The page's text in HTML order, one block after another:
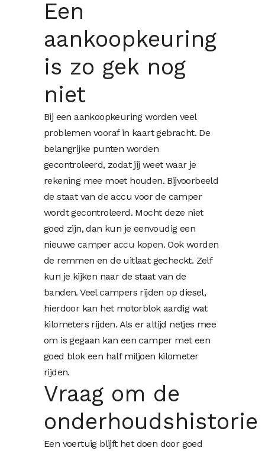
Een
aankoopkeuring
is zo gek nog
niet
Bij een aankoopkeuring worden veel
problemen vooraf in kaart gebracht. De
belangrijke punten worden
gecontroleerd, zodat jij weet waar je
rekening mee moet houden. Bijvoorbeeld
de staat van de accu voor de camper
wordt gecontroleerd. Mocht deze niet
goed zijn, dan kun je eenvoudig een
nieuwe camper accu kopen. Ook worden
de remmen en de uitlaat gecheckt. Zelf
kun je kijken naar de staat van de
banden. Veel campers rijden op diesel,
hierdoor kan het motorblok aardig wat
kilometers rijden. Als er altijd netjes mee
om is gegaan kan een camper met een
goed blok een half miljoen kilometer
rijden.
Vraag om de
onderhoudshistorie
Een voertuig blijft het doen door goed